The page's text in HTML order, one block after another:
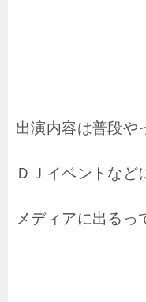
出演内容は普段や
ＤＪイベントなど
メディアに出るっ